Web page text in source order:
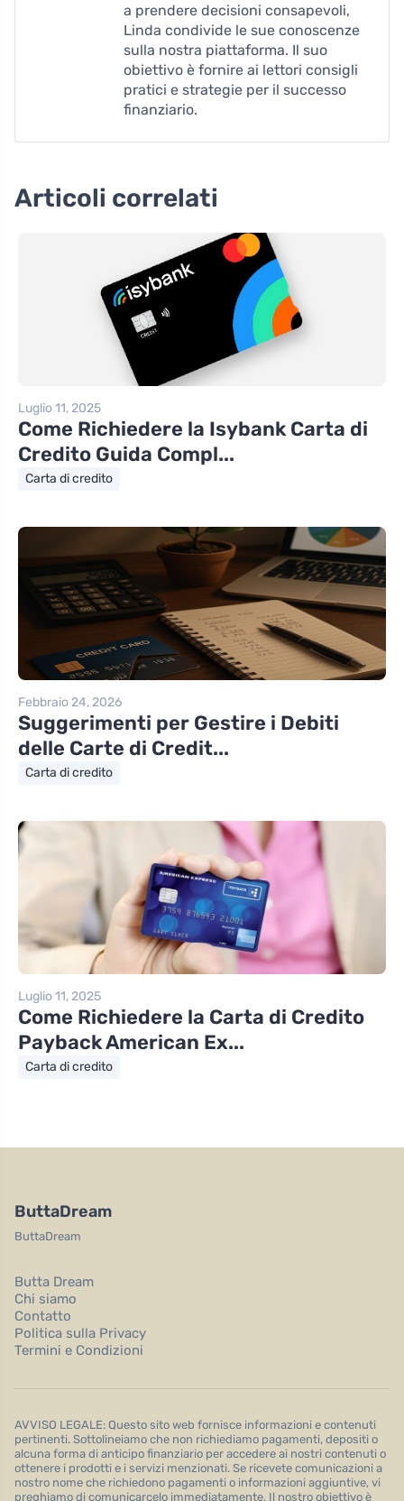
a prendere decisioni consapevoli,
Linda condivide le sue conoscenze
sulla nostra piattaforma. Il suo
obiettivo è fornire ai lettori consigli
pratici e strategie per il successo
finanziario.
Articoli correlati
Luglio 11, 2025
Come Richiedere la Isybank Carta di
Credito Guida Compl...
Carta di credito
Febbraio 24, 2026
Suggerimenti per Gestire i Debiti
delle Carte di Credit...
Carta di credito
Luglio 11, 2025
Come Richiedere la Carta di Credito
Payback American Ex...
Carta di credito
ButtaDream
ButtaDream
Butta Dream
Chi siamo
Contatto
Politica sulla Privacy
Termini e Condizioni
AVVISO LEGALE: Questo sito web fornisce informazioni e contenuti
pertinenti. Sottolineiamo che non richiediamo pagamenti, depositi o
alcuna forma di anticipo finanziario per accedere ai nostri contenuti o
ottenere i prodotti e i servizi menzionati. Se ricevete comunicazioni a
nostro nome che richiedono pagamenti o informazioni aggiuntive, vi
preghiamo di comunicarcelo immediatamente. Il nostro obiettivo è